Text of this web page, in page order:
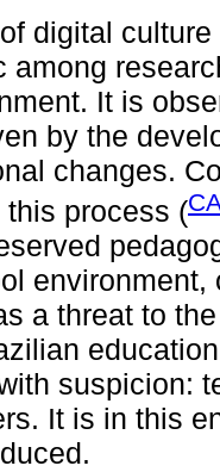
digital
among
It is
by the
changes.
process (
a threat to
suspicion:
It is in this